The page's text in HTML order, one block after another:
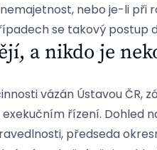
nebo je-li při
se takový
a nikdo je
vázán Ústavou ČR,
řízení. Dohled
předseda